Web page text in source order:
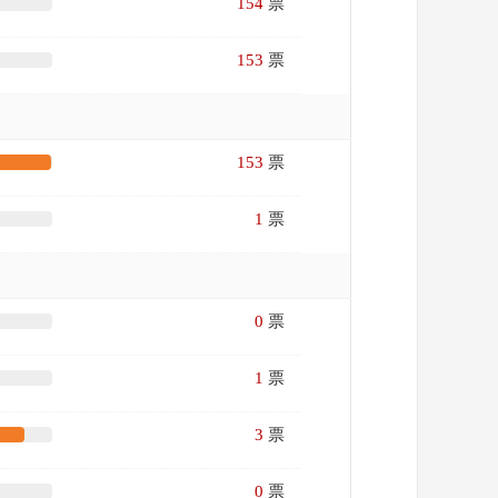
153 票
153 票
1 票
0 票
1 票
3 票
0 票